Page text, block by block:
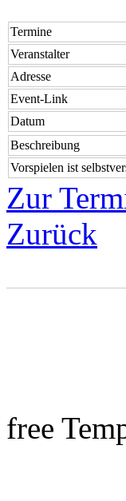
Termine
Veranstalter
Adresse
Event-Link
Datum
Beschreibung
Vorspielen ist
Zur
Zurück
free